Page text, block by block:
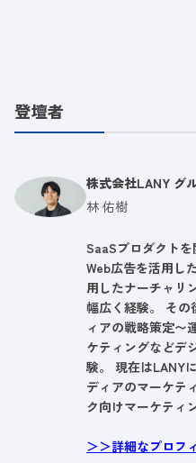
登壇者
株式会社LANY グ
林 佑樹
SaaSプロダクト
Web広告を活用し
用したナーチャリ
幅広く経験。 その
ィアの戦略策定〜
ケティングなどデ
験。 現在はLANY
ディアのマーケテ
ク向けマーケティ
＞＞詳細なプロフ